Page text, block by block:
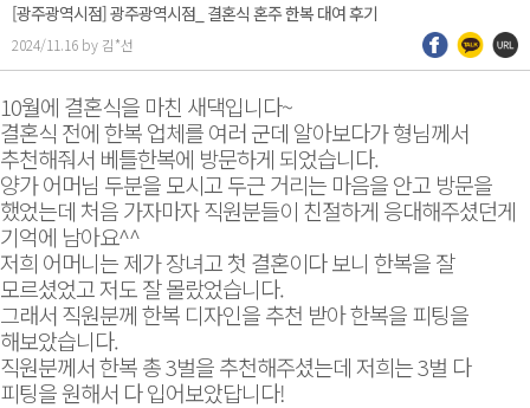
[광주광역시점] 광주광역시점_ 결혼식 혼주 한복 대여 후기
2024/11.16 by 김*선
10월에 결혼식을 마친 새댁입니다~
결혼식 전에 한복 업체를 여러 군데 알아보다가 형님께서
추천해줘서 베틀한복에 방문하게 되었습니다.
양가 어머님 두분을 모시고 두근 거리는 마음을 안고 방문을
했었는데 처음 가자마자 직원분들이 친절하게 응대해주셨던게
기억에 남아요^^
저희 어머니는 제가 장녀고 첫 결혼이다 보니 한복을 잘
모르셨었고 저도 잘 몰랐었습니다.
그래서 직원분께 한복 디자인을 추천 받아 한복을 피팅을
해보았습니다.
직원분께서 한복 총 3벌을 추천해주셨는데 저희는 3벌 다
피팅을 원해서 다 입어보았답니다!